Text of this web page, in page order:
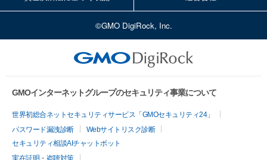
©GMO DigiRock, Inc.
GMOインターネットグループのセキュリティ事業について
世界初総合ネットセキュリティサービス「GMOセキュリティ24」
パスワード漏洩診断
Webサイトリスク診断
セキュリティ相談AIチャットボット
実在証明・盗聴対策